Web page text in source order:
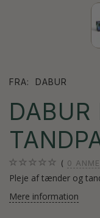
FRA: DABUR
DABUR
0
Pleje af tænder og
Mere information